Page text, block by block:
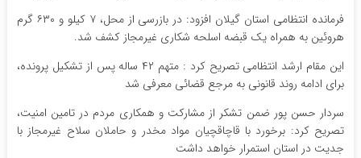
فرمانده انتظامی استان گیلان افزود: در بازرسی از محل، ۷ کیلو و ۶۳۰ گرم
هروئین به همراه یک قبضه اسلحه شکاری غیرمجاز کشف شد.
این مقام ارشد انتظامی تصریح کرد : متهم ۴۲ ساله پس از تشکیل پرونده،
برای ادامه روند قانونی به مرجع قضائی معرفی شد
سردار حسن پور ضمن تشکر از مشارکت و همکاری‌ مردم در تامین امنیت،
تصریح کرد: برخورد با قاچاقچیان مواد مخدر و حاملان سلاح غیرمجاز با
جدیت در استان استمرار خواهد داشت